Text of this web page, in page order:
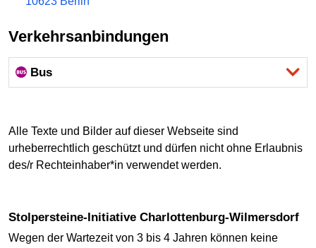
Verkehrsanbindungen
Bus
Alle Texte und Bilder auf dieser Webseite sind
urheberrechtlich geschützt und dürfen nicht ohne Erlaubnis
des/r Rechteinhaber*in verwendet werden.
Stolpersteine-Initiative Charlottenburg-Wilmersdorf
Wegen der Wartezeit von 3 bis 4 Jahren können keine